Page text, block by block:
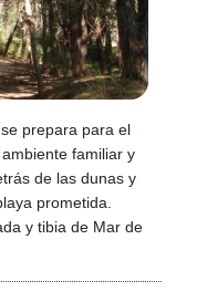
prepara para el
familiar y
de las dunas y
prometida.
y tibia de Mar de